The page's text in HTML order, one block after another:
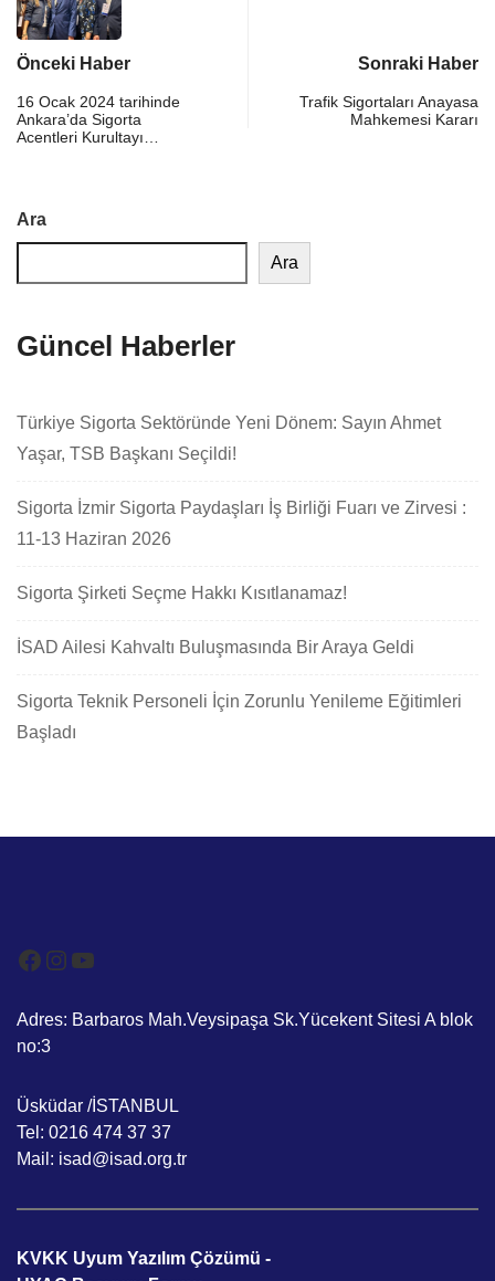
Önceki Haber
16 Ocak 2024 tarihinde
Ankara’da Sigorta
Acentleri Kurultayı…
Sonraki Haber
Trafik Sigortaları Anayasa
Mahkemesi Kararı
Ara
Ara
Güncel Haberler
Türkiye Sigorta Sektöründe Yeni Dönem: Sayın Ahmet
Yaşar, TSB Başkanı Seçildi!
Sigorta İzmir Sigorta Paydaşları İş Birliği Fuarı ve Zirvesi :
11-13 Haziran 2026
Sigorta Şirketi Seçme Hakkı Kısıtlanamaz!
İSAD Ailesi Kahvaltı Buluşmasında Bir Araya Geldi
Sigorta Teknik Personeli İçin Zorunlu Yenileme Eğitimleri
Başladı
Facebook
Instagram
YouTube
Adres: Barbaros Mah.Veysipaşa Sk.Yücekent Sitesi A blok
no:3
Üsküdar /İSTANBUL
Tel: 0216 474 37 37
Mail: isad@isad.org.tr
KVKK Uyum Yazılım Çözümü -